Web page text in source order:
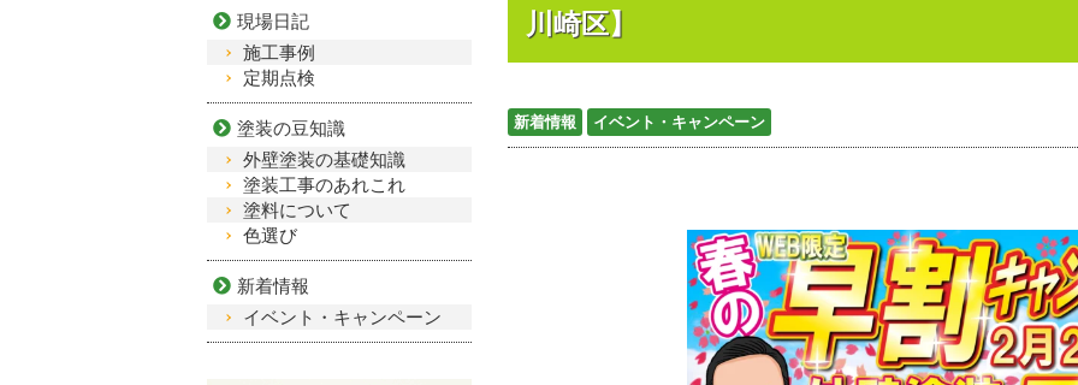
川崎区】
新着情報 イベント・キャンペーン
現場日記
施工事例
定期点検
塗装の豆知識
外壁塗装の基礎知識
塗装工事のあれこれ
塗料について
色選び
新着情報
イベント・キャンペーン